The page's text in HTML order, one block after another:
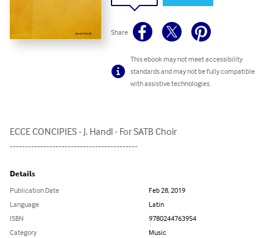
Share
This ebook may not meet accessibility
standards and may not be fully compatible
with assistive technologies.
ECCE CONCIPIES - J. Handl - For SATB Choir
------------------------------------------
Details
Publication Date
Feb 28, 2019
Language
Latin
ISBN
9780244763954
Category
Music